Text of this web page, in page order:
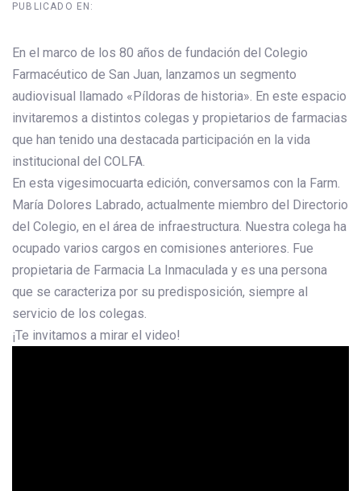
PUBLICADO EN:
En el marco de los 80 años de fundación del Colegio
Farmacéutico de San Juan, lanzamos un segmento
audiovisual llamado «Píldoras de historia». En este espacio
invitaremos a distintos colegas y propietarios de farmacias
que han tenido una destacada participación en la vida
institucional del COLFA.
En esta vigesimocuarta edición, conversamos con la Farm.
María Dolores Labrado, actualmente miembro del Directorio
del Colegio, en el área de infraestructura. Nuestra colega ha
ocupado varios cargos en comisiones anteriores. Fue
propietaria de Farmacia La Inmaculada y es una persona
que se caracteriza por su predisposición, siempre al
servicio de los colegas.
¡Te invitamos a mirar el video!